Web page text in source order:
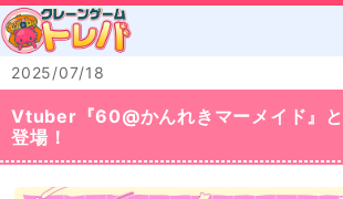
2025/07/18
Vtuber『60@かんれきマーメイド』
登場！